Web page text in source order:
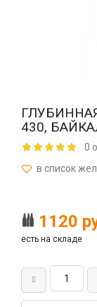
430,
0
1120
есть на складе